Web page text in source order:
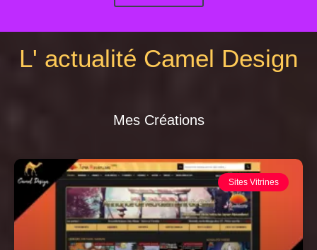
L' actualité Camel Design
Mes Créations
Sites Vitrines